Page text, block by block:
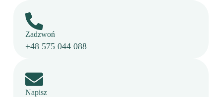
Zadzwoń
+48 575 044 088
Napisz